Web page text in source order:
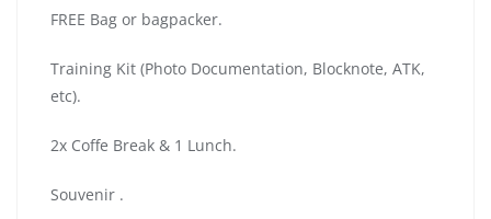
FREE Bag or bagpacker.
Training Kit (Photo Documentation, Blocknote, ATK,
etc).
2x Coffe Break & 1 Lunch.
Souvenir .